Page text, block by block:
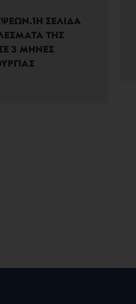
ΣΕΛΙΔΑ
ΤΗΣ
3 ΜΗΝΕΣ